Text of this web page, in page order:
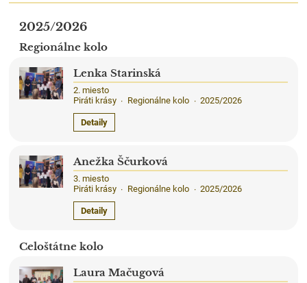
2025/2026
Regionálne kolo
Lenka Starinská
2. miesto
Piráti krásy · Regionálne kolo · 2025/2026
Detaily
Anežka Ščurková
3. miesto
Piráti krásy · Regionálne kolo · 2025/2026
Detaily
Celoštátne kolo
Laura Mačugová